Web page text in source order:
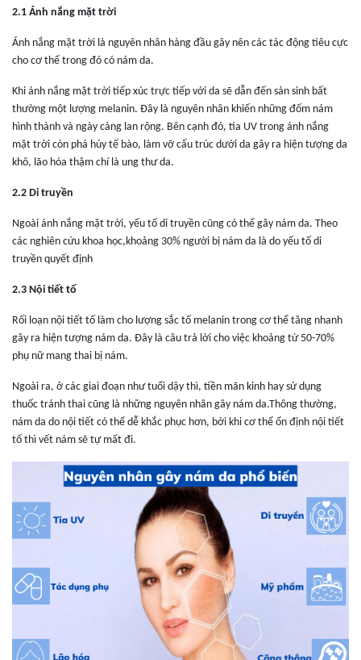
2.1 Ánh nắng mặt trời
Ánh nắng mặt trời là nguyên nhân hàng đầu gây nên các tác động tiêu cực
cho cơ thể trong đó có nám da.
Khi ánh nắng mặt trời tiếp xúc trực tiếp với da sẽ dẫn đến sản sinh bất
thường một lượng melanin. Đây là nguyên nhân khiến những đốm nám
hình thành và ngày càng lan rộng. Bên cạnh đó, tia UV trong ánh nắng
mặt trời còn phá hủy tế bào, làm vỡ cấu trúc dưới da gây ra hiện tượng da
khô, lão hóa thậm chí là ung thư da.
2.2 Di truyền
Ngoài ánh nắng mặt trời, yếu tố di truyền cũng có thể gây nám da. Theo
các nghiên cứu khoa học,khoảng 30% người bị nám da là do yếu tố di
truyền quyết định
2.3 Nội tiết tố
Rối loạn nội tiết tố làm cho lượng sắc tố melanin trong cơ thể tăng nhanh
gây ra hiện tượng nám da. Đây là câu trả lời cho việc khoảng từ 50-70%
phụ nữ mang thai bị nám.
Ngoài ra, ở các giai đoạn như tuổi dậy thì, tiền mãn kinh hay sử dụng
thuốc tránh thai cũng là những nguyên nhân gây nám da.Thông thường,
nám da do nội tiết có thể dễ khắc phục hơn, bởi khi cơ thể ổn định nội tiết
tố thì vết nám sẽ tự mất đi.